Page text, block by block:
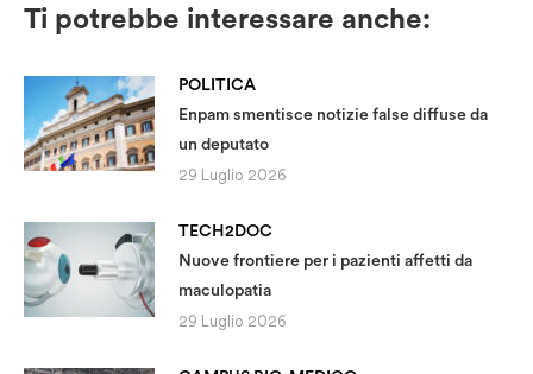
Ti potrebbe interessare anche:
POLITICA
Enpam smentisce notizie false diffuse da
un deputato
29 Luglio 2026
TECH2DOC
Nuove frontiere per i pazienti affetti da
maculopatia
29 Luglio 2026